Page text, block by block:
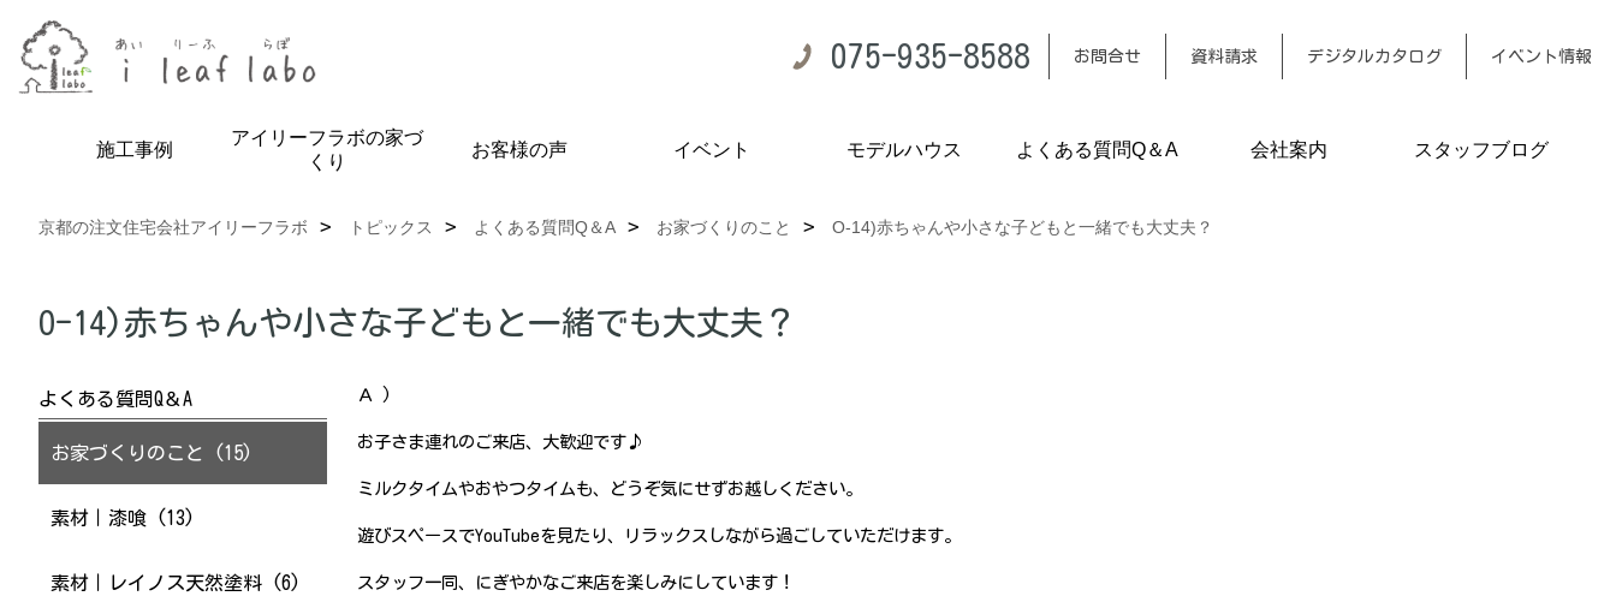
075-935-8588 お問合せ 資料請求 デジタルカタログ イベント情報
施工事例
アイリーフラボの家づ
くり
お客様の声 イベント モデルハウス よくある質問Q＆A 会社案内 スタッフブログ
京都の注文住宅会社アイリーフラボ トピックス よくある質問Q＆A お家づくりのこと O-14)赤ちゃんや小さな子どもと一緒でも大丈夫？
O-14)赤ちゃんや小さな子どもと一緒でも大丈夫？
Ａ )
お子さま連れのご来店、大歓迎です♪
ミルクタイムやおやつタイムも、どうぞ気にせずお越しください。
遊びスペースでYouTubeを見たり、リラックスしながら過ごしていただけます。
スタッフ一同、にぎやかなご来店を楽しみにしています！
よくある質問Q＆A
お家づくりのこと (15)
素材｜漆喰 (13)
素材｜レイノス天然塗料 (6)